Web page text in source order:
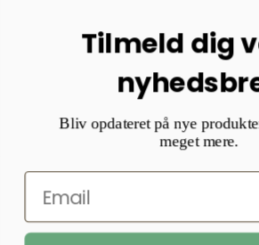
Tilmeld dig
Bliv opdateret på nye
meget mere.